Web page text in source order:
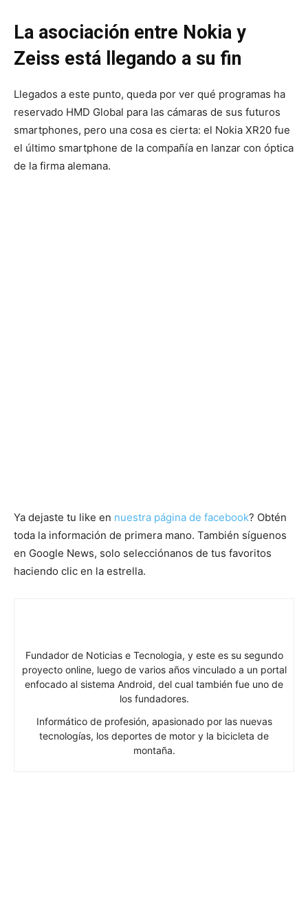
La asociación entre Nokia y
Zeiss está llegando a su fin
Llegados a este punto, queda por ver qué programas ha
reservado HMD Global para las cámaras de sus futuros
smartphones, pero una cosa es cierta: el Nokia XR20 fue
el último smartphone de la compañía en lanzar con óptica
de la firma alemana.
Ya dejaste tu like en nuestra página de facebook? Obtén
toda la información de primera mano. También síguenos
en Google News, solo selecciónanos de tus favoritos
haciendo clic en la estrella.
Fundador de Noticias e Tecnologia, y este es su segundo
proyecto online, luego de varios años vinculado a un portal
enfocado al sistema Android, del cual también fue uno de
los fundadores.
Informático de profesión, apasionado por las nuevas
tecnologías, los deportes de motor y la bicicleta de
montaña.